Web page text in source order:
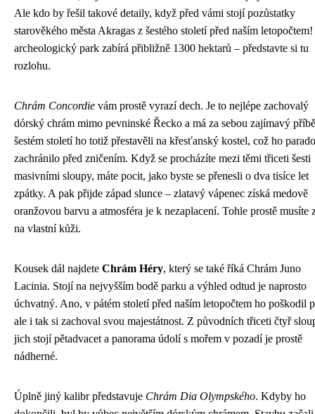
Ale kdo by řešil takové detaily, když před vámi stojí pozůstatky
starověkého města Akragas z šestého století před naším
archeologický park zabírá přibližně 1300 hektarů – představte si tu
rozlohu.
Chrám Concordie vám prostě vyrazí dech. Je to nejlépe zachovalý
dórský chrám mimo pevninské Řecko a má za sebou zajímavý
šestém století ho totiž přestavěli na křesťanský kostel, což ho
zachránilo před zničením. Když se procházíte mezi těmi třiceti šesti
masivními sloupy, máte pocit, jako byste se přenesli o dva tisíce let
zpátky. A pak přijde západ slunce – zlatavý vápenec získá medově
oranžovou barvu a atmosféra je k nezaplacení. Tohle prostě musíte
na vlastní kůži.
Kousek dál najdete Chrám Héry, který se také říká Chrám Juno
Lacinia. Stojí na nejvyšším bodě parku a výhled odtud je naprosto
úchvatný. Ano, v pátém století před naším letopočtem ho poškodil
ale i tak si zachoval svou majestátnost. Z původních třiceti čtyř
jich stojí pětadvacet a panorama údolí s mořem v pozadí je prostě
nádherné.
Úplně jiný kalibr představuje Chrám Dia Olympského. Kdyby ho